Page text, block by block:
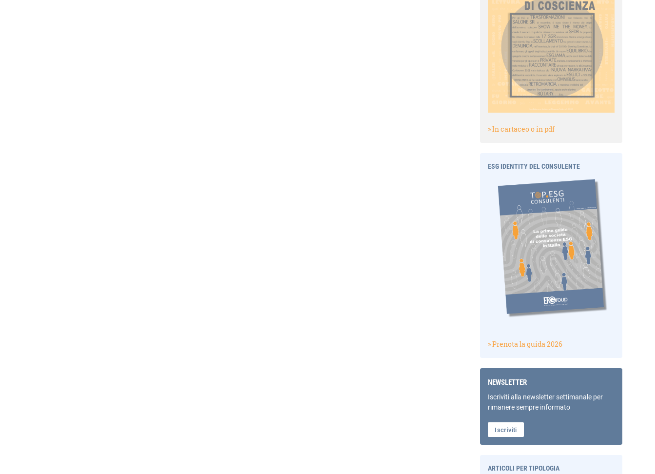
» In cartaceo o in pdf
ESG IDENTITY DEL CONSULENTE
» Prenota la guida 2026
NEWSLETTER
Iscriviti alla newsletter settimanale per
rimanere sempre informato
Iscriviti
ARTICOLI PER TIPOLOGIA